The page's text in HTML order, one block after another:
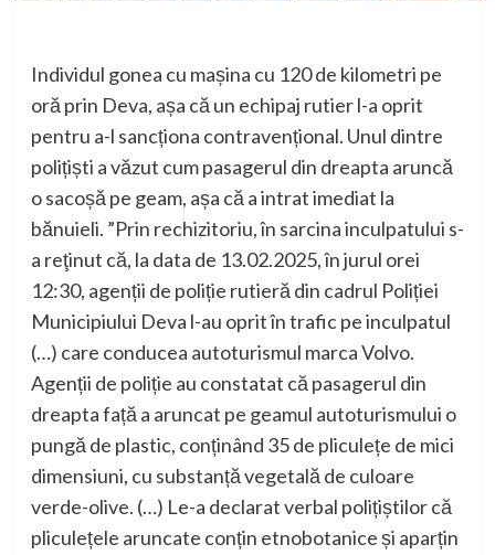
Individul gonea cu mașina cu 120 de kilometri pe
oră prin Deva, așa că un echipaj rutier l-a oprit
pentru a-l sancționa contravențional. Unul dintre
polițiști a văzut cum pasagerul din dreapta aruncă
o sacoșă pe geam, așa că a intrat imediat la
bănuieli. ”Prin rechizitoriu, în sarcina inculpatului s-
a reţinut că, la data de 13.02.2025, în jurul orei
12:30, agenții de poliție rutieră din cadrul Poliției
Municipiului Deva l-au oprit în trafic pe inculpatul
(…) care conducea autoturismul marca Volvo.
Agenții de poliție au constatat că pasagerul din
dreapta față a aruncat pe geamul autoturismului o
pungă de plastic, conținând 35 de pliculețe de mici
dimensiuni, cu substanță vegetală de culoare
verde-olive. (…) Le-a declarat verbal polițiștilor că
pliculețele aruncate conțin etnobotanice și aparțin